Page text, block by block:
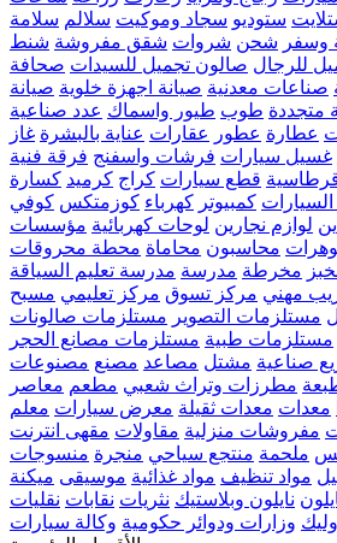
ستوديو سجاد وموكيت سلالم سلامة
وسفر شحن شروات شقق مفروشة شنط
للرجال صالون تجميل للسيدات صحافة
صناعات معدنية صيانة اجهزة خلوية صيانة
متجددة طوب طيور واسماك عدد صناعية
عطارة عطور عقارات عناية بالبشرة غاز
غسيل سيارات فرشات واسفنج فرقة فنية
قطع سيارات كراج كرميد كسارة
كمبيوتر كهرباء كوزمتكس كوفي
لوازم نجارين لوحات كهربائية مؤسسات
محاسبون محاماة محطة محروقات
مخرطة مدرسة مدرسة تعليم السياقة
مهني مركز تسوق مركز تعليمي مسبح
مستلزمات التصوير مستلزمات صالونات
مستلزمات طبية مستلزمات مصانع الحجر
صناعية مشتل مصاعد مصنع مصنوعات
مطرزات وتراث شعبي مطعم معاصر
معدات معدات ثقيلة معرض سيارات معلم
مفروشات منزلية مقاولات مقهى انترنت
ملحمة منتجع سياحي منجرة منسوجات
مواد تنظيف مواد غذائية موسيقى ميكنة
نايلون وبلاستيك نثريات نقابات نقليات
وزارات ودوائر حكومية وكالة سيارات